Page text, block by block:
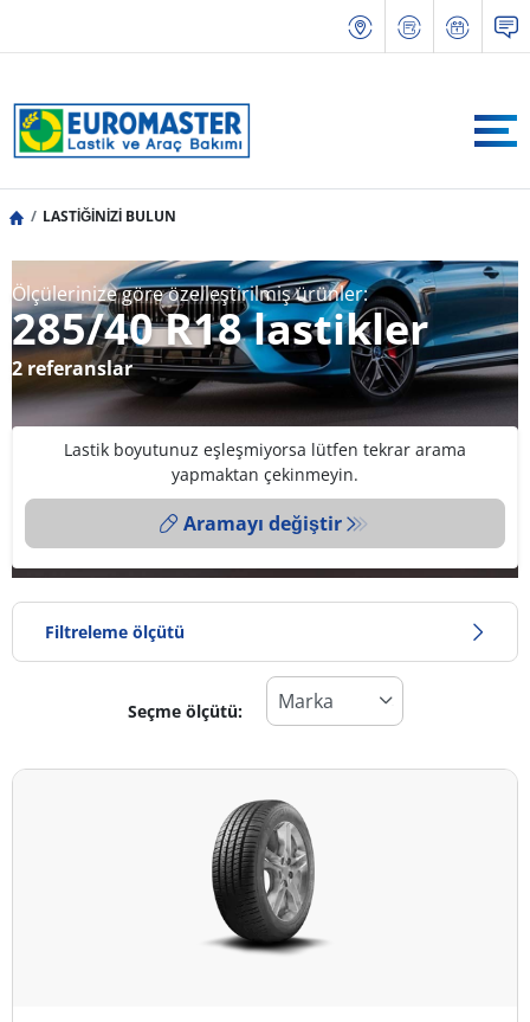
LASTİĞİNİZİ BULUN
Ölçülerinize göre özelleştirilmiş ürünler:
285/40 R18 lastikler
2 referanslar
Lastik boyutunuz eşleşmiyorsa lütfen tekrar arama
yapmaktan çekinmeyin.
Aramayı değiştir
Filtreleme ölçütü
Lastik türü
Tüm lastik türleri (2)
Dört mevsim (1)
Seçme ölçütü: